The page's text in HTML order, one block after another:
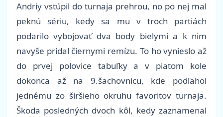
Andriy vstúpil do turnaja prehrou, no po nej mal
peknú sériu, kedy sa mu v troch partiách
podarilo vybojovať dva body bielymi a k nim
navyše pridal čiernymi remízu. To ho vynieslo až
do prvej polovice tabuľky a v piatom kole
dokonca až na 9.šachovnicu, kde podľahol
jednému zo širšieho okruhu favoritov turnaja.
Škoda posledných dvoch kôl, kedy zaznamenal